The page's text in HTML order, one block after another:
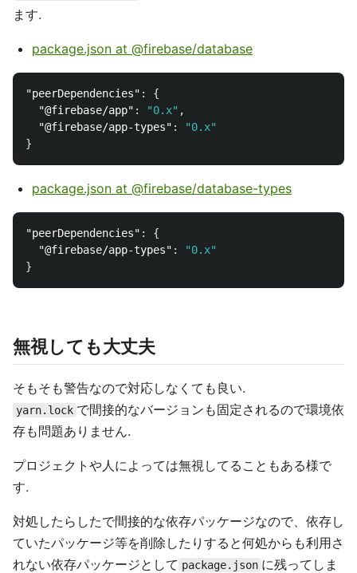
ます.
package.json at @firebase/database
"peerDependencies" :
{
"@firebase/app" : "0.x" ,
"@firebase/app-types" :
"0.x"
}
package.json at @firebase/database-types
"peerDependencies" :
{
"@firebase/app-types" :
"0.x"
}
無視しても大丈夫
そもそも警告なので対応しなくても良い.
yarn.lock で間接的なバージョンも固定されるので環境依
存も問題ありません.
プロジェクトや人によっては無視してることもある様で
す.
対処したらしたで間接的な依存パッケージなので、依存し
ていたパッケージ等を削除したりすると何処からも利用さ
れない依存パッケージとして package.json に残ってしま